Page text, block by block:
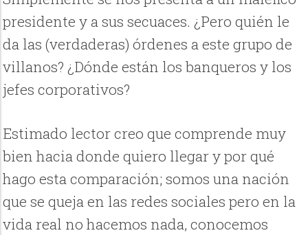
presidente y a sus secuaces. ¿Pero quién le
da las (verdaderas) órdenes a este grupo de
villanos? ¿Dónde están los banqueros y los
jefes corporativos?
Estimado lector creo que comprende muy
bien hacia donde quiero llegar y por qué
hago esta comparación; somos una nación
que se queja en las redes sociales pero en la
vida real no hacemos nada, conocemos